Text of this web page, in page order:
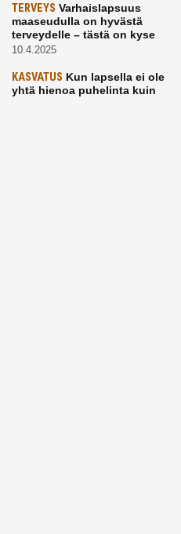
TERVEYS Varhaislapsuus
maaseudulla on hyvästä
terveydelle – tästä on kyse
10.4.2025
KASVATUS Kun lapsella ei ole
yhtä hienoa puhelinta kuin